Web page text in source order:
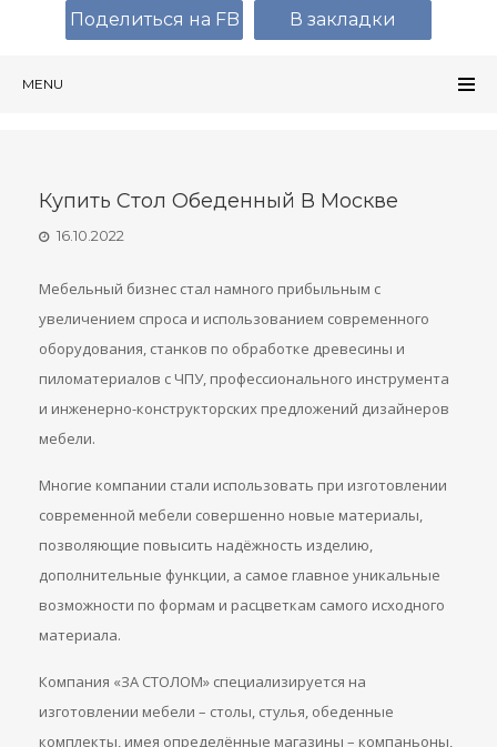
MENU
Купить Стол Обеденный В Москве
16.10.2022
Мебельный бизнес стал намного прибыльным с
увеличением спроса и использованием современного
оборудования, станков по обработке древесины и
пиломатериалов с ЧПУ, профессионального инструмента
и инженерно-конструкторских предложений дизайнеров
мебели.
Многие компании стали использовать при изготовлении
современной мебели совершенно новые материалы,
позволяющие повысить надёжность изделию,
дополнительные функции, а самое главное уникальные
возможности по формам и расцветкам самого исходного
материала.
Компания «ЗА СТОЛОМ» специализируется на
изготовлении мебели – столы, стулья, обеденные
комплекты, имея определённые магазины – компаньоны,
Поделиться на FB В закладки